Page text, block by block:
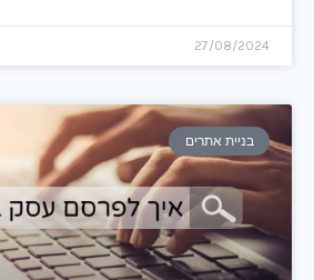
27/08/2024
בניית אתרים